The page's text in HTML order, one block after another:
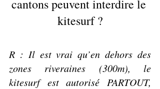
cantons peuvent interdire le
kitesurf ?
R : Il est vrai qu’en dehors des
zones riveraines (300m), le
kitesurf est autorisé PARTOUT,